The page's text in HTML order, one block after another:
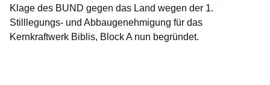
Klage des BUND gegen das Land wegen der 1.
Stilllegungs- und Abbaugenehmigung für das
Kernkraftwerk Biblis, Block A nun begründet.